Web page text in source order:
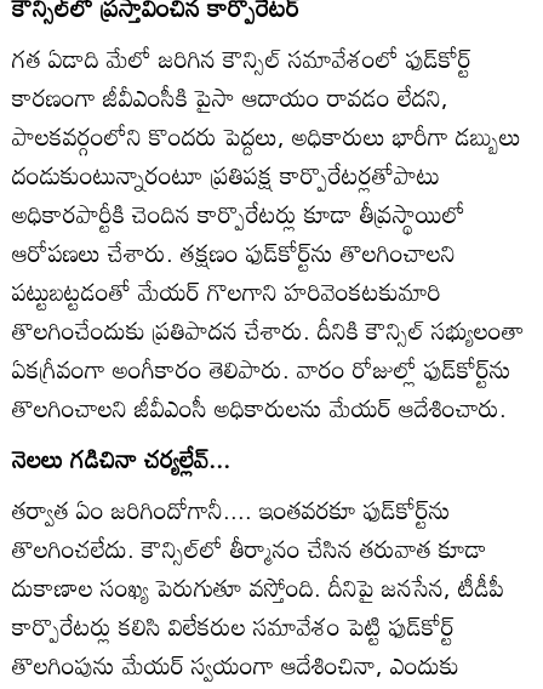
గత ఏడాది మేలో జరిగిన కౌన్సిల్‌ సమావేశంలో ఫుడ్‌కోర్ట్‌
కారణంగా జీవీఎంసీకి పైసా ఆదాయం రావడం లేదని,
పాలకవర్గంలోని కొందరు పెద్దలు, అధికారులు భారీగా డబ్బులు
దండుకుంటున్నారంటూ ప్రతిపక్ష కార్పొరేటర్లతోపాటు
అధికారపార్టీకి చెందిన కార్పొరేటర్లు కూడా తీవ్రస్థాయిలో
ఆరోపణలు చేశారు. తక్షణం ఫుడ్‌కోర్ట్‌ను తొలగించాలని
పట్టుబట్టడంతో మేయర్‌ గొలగాని హరివెంకటకుమారి
తొలగించేందుకు ప్రతిపాదన చేశారు. దీనికి కౌన్సిల్‌ సభ్యులంతా
ఏకగ్రీవంగా అంగీకారం తెలిపారు. వారం రోజుల్లో ఫుడ్‌కోర్ట్‌ను
తొలగించాలని జీవీఎంసీ అధికారులను మేయర్‌ ఆదేశించారు.
నెలలు గడిచినా చర్యల్లేవ్‌...
తర్వాత ఏం జరిగిందోగానీ.... ఇంతవరకూ ఫుడ్‌కోర్ట్‌ను
తొలగించలేదు. కౌన్సిల్‌లో తీర్మానం చేసిన తరువాత కూడా
దుకాణాల సంఖ్య పెరుగుతూ వస్తోంది. దీనిపై జనసేన, టీడీపీ
కార్పొరేటర్లు కలిసి విలేకరుల సమావేశం పెట్టి ఫుడ్‌కోర్ట్‌
తొలగింపును మేయర్‌ స్వయంగా ఆదేశించినా, ఎందుకు